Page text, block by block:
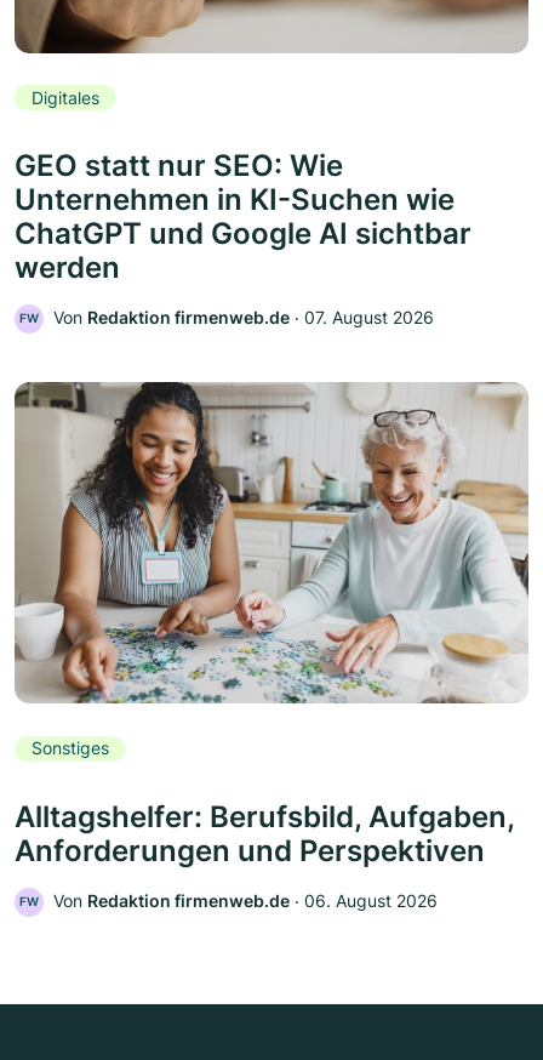
Digitales
GEO statt nur SEO: Wie
Unternehmen in KI-Suchen wie
ChatGPT und Google AI sichtbar
werden
FW Von Redaktion firmenweb.de ‧ 07. August 2026
Sonstiges
Alltagshelfer: Berufsbild, Aufgaben,
Anforderungen und Perspektiven
FW Von Redaktion firmenweb.de ‧ 06. August 2026